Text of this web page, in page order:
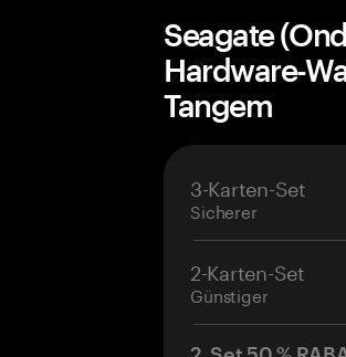
Seagate
Hardware-
Tangem
3-Karten-Set
Sicherer
2-Karten-Set
Günstiger